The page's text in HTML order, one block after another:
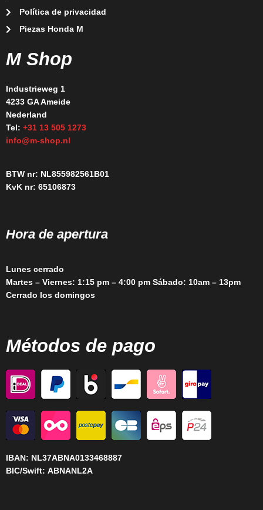
Política de privacidad
Piezas Honda M
M Shop
Industrieweg 1
4233 GA Ameide
Nederland
Tel: +31 13 505 1273
info@m-shop.nl
BTW nr: NL855982561B01
KvK nr: 65106873
Hora de apertura
Lunes cerrado
Martes – Viernes: 1:15 pm – 4:00 pm Sábado: 10am – 13pm
Cerrado los domingos
Métodos de pago
IBAN: NL37ABNA0133468887
BIC/Swift: ABNANL2A